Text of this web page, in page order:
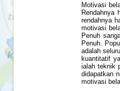
Motivasi
Rendahnya
rendahnya
motivasi
Penuh
Penuh.
adalah
kuantitatif
ialah teknik
didapatkan
motivasi